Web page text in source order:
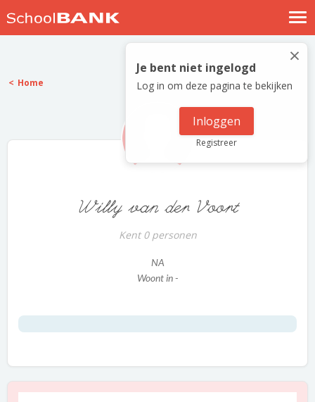
Nostalgische verhalen
Log in
Meld je gratis aan
×
Je bent niet ingelogd
Log in om deze pagina te bekijken
Inloggen
Registreer
Home
Willy van der Voort
Kent 0 personen
NA
Woont in -